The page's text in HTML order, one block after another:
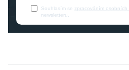
Souhlasím se zpracováním osobních
newsletteru.